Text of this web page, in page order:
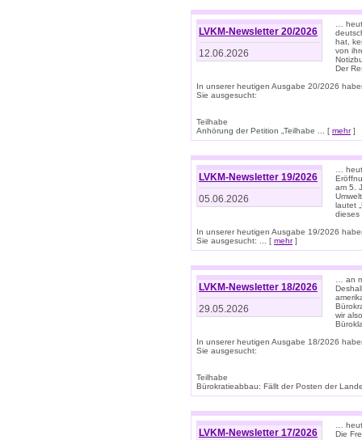
LVKM-Newsletter 20/2026
12.06.2026
…
hat,
von
Der
In unserer heutigen Ausgabe 20/2026
Sie ausgesucht:
Teilhabe
Anhörung der Petition „Teilhabe ... [ mehr]
LVKM-Newsletter 19/2026
05.06.2026
…
am 5.
lautet
dieses
In unserer heutigen Ausgabe 19/2026
Sie ausgesucht: ... [ mehr]
LVKM-Newsletter 18/2026
29.05.2026
… an
wir
In unserer heutigen Ausgabe 18/2026
Sie ausgesucht:
Teilhabe
Bürokratieabbau: Fällt der Posten der
LVKM-Newsletter 17/2026
…
Die